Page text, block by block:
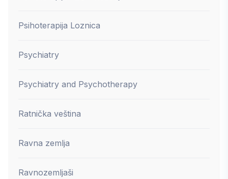
Psihoterapija Loznica
Psychiatry
Psychiatry and Psychotherapy
Ratnička veština
Ravna zemlja
Ravnozemljaši